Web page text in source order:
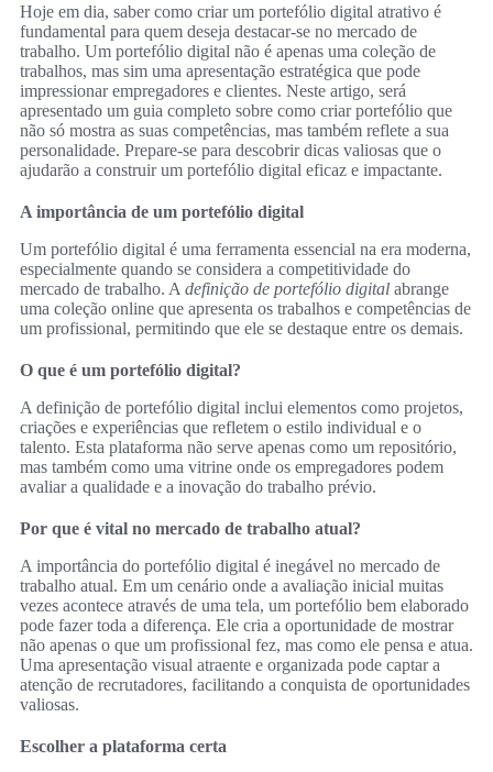
Hoje em dia, saber como criar um portefólio digital atrativo é
fundamental para quem deseja destacar-se no mercado de
trabalho. Um portefólio digital não é apenas uma coleção de
trabalhos, mas sim uma apresentação estratégica que pode
impressionar empregadores e clientes. Neste artigo, será
apresentado um guia completo sobre como criar portefólio que
não só mostra as suas competências, mas também reflete a sua
personalidade. Prepare-se para descobrir dicas valiosas que o
ajudarão a construir um portefólio digital eficaz e impactante.
A importância de um portefólio digital
Um portefólio digital é uma ferramenta essencial na era moderna,
especialmente quando se considera a competitividade do
mercado de trabalho. A definição de portefólio digital abrange
uma coleção online que apresenta os trabalhos e competências de
um profissional, permitindo que ele se destaque entre os demais.
O que é um portefólio digital?
A definição de portefólio digital inclui elementos como projetos,
criações e experiências que refletem o estilo individual e o
talento. Esta plataforma não serve apenas como um repositório,
mas também como uma vitrine onde os empregadores podem
avaliar a qualidade e a inovação do trabalho prévio.
Por que é vital no mercado de trabalho atual?
A importância do portefólio digital é inegável no mercado de
trabalho atual. Em um cenário onde a avaliação inicial muitas
vezes acontece através de uma tela, um portefólio bem elaborado
pode fazer toda a diferença. Ele cria a oportunidade de mostrar
não apenas o que um profissional fez, mas como ele pensa e atua.
Uma apresentação visual atraente e organizada pode captar a
atenção de recrutadores, facilitando a conquista de oportunidades
valiosas.
Escolher a plataforma certa